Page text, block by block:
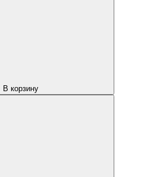
В корзину